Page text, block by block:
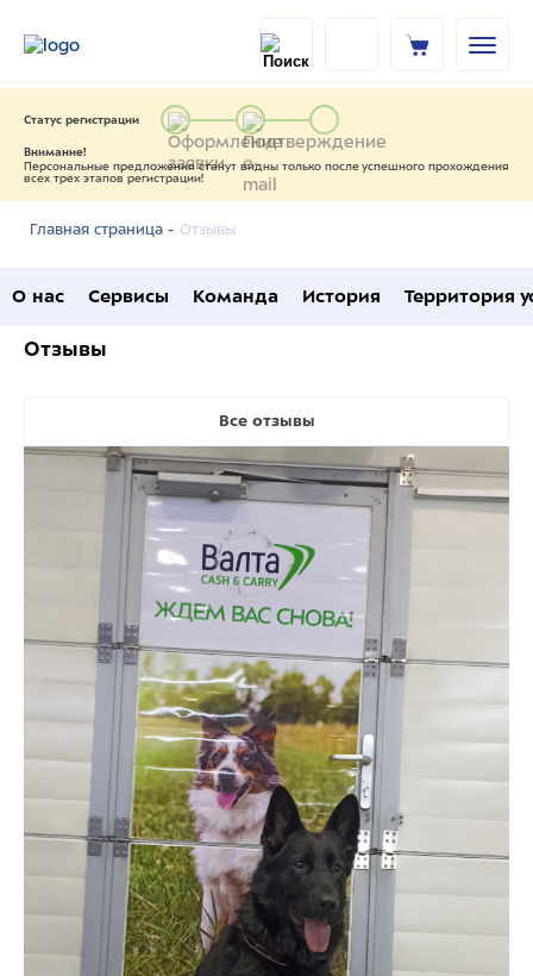
Статус регистрации
Внимание!
Персональные предложения станут видны только после успешного прохождения
всех трех этапов регистрации!
Главная страница - Отзывы
О нас Сервисы Команда История Территория
Отзывы
Все отзывы